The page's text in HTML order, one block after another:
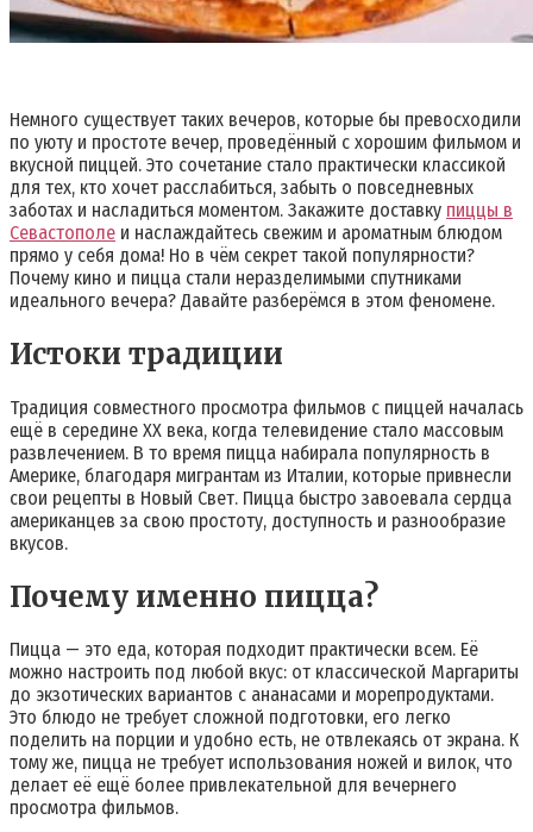
Немного существует таких вечеров, которые бы превосходили
по уюту и простоте вечер, проведённый с хорошим фильмом и
вкусной пиццей. Это сочетание стало практически классикой
для тех, кто хочет расслабиться, забыть о повседневных
заботах и насладиться моментом. Закажите доставку пиццы в
Севастополе и наслаждайтесь свежим и ароматным блюдом
прямо у себя дома! Но в чём секрет такой популярности?
Почему кино и пицца стали неразделимыми спутниками
идеального вечера? Давайте разберёмся в этом феномене.
Истоки традиции
Традиция совместного просмотра фильмов с пиццей началась
ещё в середине XX века, когда телевидение стало массовым
развлечением. В то время пицца набирала популярность в
Америке, благодаря мигрантам из Италии, которые привнесли
свои рецепты в Новый Свет. Пицца быстро завоевала сердца
американцев за свою простоту, доступность и разнообразие
вкусов.
Почему именно пицца?
Пицца — это еда, которая подходит практически всем. Её
можно настроить под любой вкус: от классической Маргариты
до экзотических вариантов с ананасами и морепродуктами.
Это блюдо не требует сложной подготовки, его легко
поделить на порции и удобно есть, не отвлекаясь от экрана. К
тому же, пицца не требует использования ножей и вилок, что
делает её ещё более привлекательной для вечернего
просмотра фильмов.